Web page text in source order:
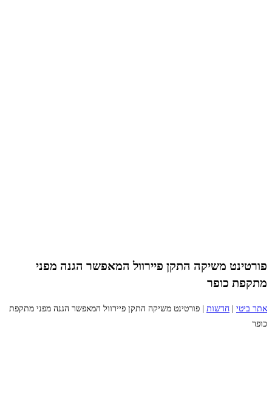
פורטינט משיקה התקן פיירוול המאפשר הגנה מפני
מתקפת כופר
אתר ביטי חדשות
פורטינט משיקה התקן פיירוול המאפשר הגנה מפני מתקפת
כופר